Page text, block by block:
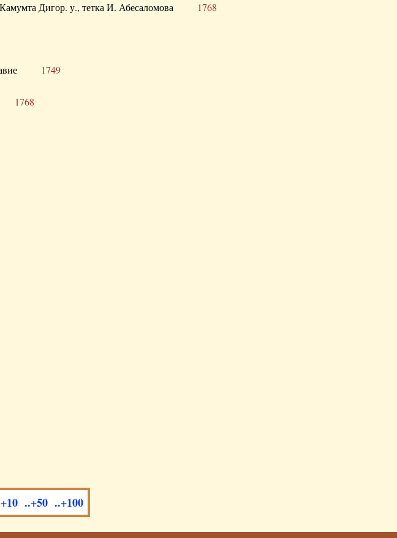
Камумта Дигор. у., тетка И. Абесаломова 1768
1749
1768
..+50 ..+100